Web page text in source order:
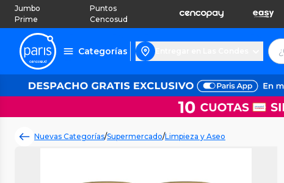
Jumbo
Prime
Puntos
Cencosud
Categorías
Nuevas Categorías/Supermercado/Limpieza y Aseo